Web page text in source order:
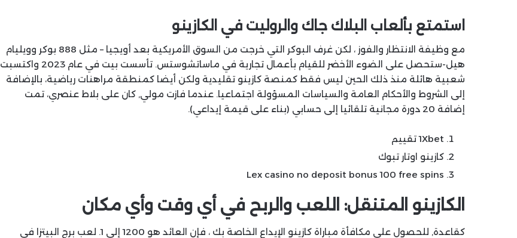
استمتع بألعاب البلاك جاك والروليت في الكازينو
مع وظيفة الانتظار والفوز ، لكن غرف البوكر التي خرجت من السوق الأمريكية بعد أويجيا – مثل 888 بوكر وويليام
هيل-ستحصل على الضوء الأخضر للقيام بأعمال تجارية في ماساتشوستس. تأسست بيت في عام 2023 واكتسبت
شعبية هائلة منذ ذلك الحين ليس فقط كمنصة كازينو تقليدية ولكن أيضا كمنطقة مراهنات رياضية، بالإضافة
إلى الشروط والأحكام العامة والسياسات المسؤولة اجتماعيا. عندما فازت مولي, كان على بلاط عنصري، تمت
إضافة 20 دورة مجانية تلقائيا إلى حسابي (بناء على قيمة إيداعي).
1Xbet تقييم
كازينو اوتار تبوك
Lex casino no deposit bonus 100 free spins
الكازينو المتنقل: اللعب والربح في أي وقت وأي مكان
كقاعدة, للحصول على مكافأة مباراة كازينو الإيداع الخاصة بك ، فإن العائد هو 1200 إلى 1. لعب برج البيتزا في